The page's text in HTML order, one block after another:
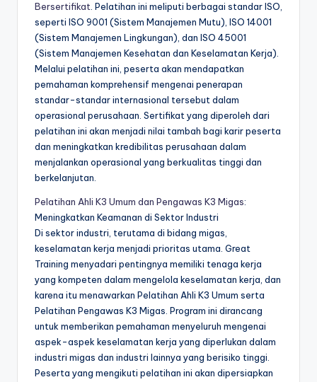
Bersertifikat . Pelatihan ini meliputi berbagai standar ISO,
seperti ISO 9001 (Sistem Manajemen Mutu), ISO 14001
(Sistem Manajemen Lingkungan), dan ISO 45001
(Sistem Manajemen Kesehatan dan Keselamatan Kerja).
Melalui pelatihan ini, peserta akan mendapatkan
pemahaman komprehensif mengenai penerapan
standar-standar internasional tersebut dalam
operasional perusahaan. Sertifikat yang diperoleh dari
pelatihan ini akan menjadi nilai tambah bagi karir peserta
dan meningkatkan kredibilitas perusahaan dalam
menjalankan operasional yang berkualitas tinggi dan
berkelanjutan.
Pelatihan Ahli K3 Umum dan Pengawas K3 Migas:
Meningkatkan Keamanan di Sektor Industri
Di sektor industri, terutama di bidang migas,
keselamatan kerja menjadi prioritas utama. Great
Training menyadari pentingnya memiliki tenaga kerja
yang kompeten dalam mengelola keselamatan kerja, dan
karena itu menawarkan Pelatihan Ahli K3 Umum serta
Pelatihan Pengawas K3 Migas. Program ini dirancang
untuk memberikan pemahaman menyeluruh mengenai
aspek-aspek keselamatan kerja yang diperlukan dalam
industri migas dan industri lainnya yang berisiko tinggi.
Peserta yang mengikuti pelatihan ini akan dipersiapkan